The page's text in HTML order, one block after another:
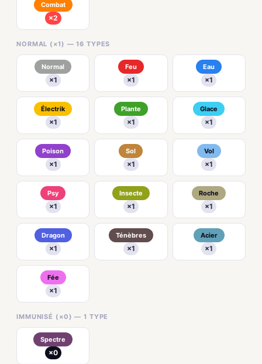
Combat
×2
NORMAL (×1) — 16 TYPES
Normal
×1
Feu
×1
Eau
×1
Électrik
×1
Plante
×1
Glace
×1
Poison
×1
Sol
×1
Vol
×1
Psy
×1
Insecte
×1
Roche
×1
Dragon
×1
Ténèbres
×1
Acier
×1
Fée
×1
IMMUNISÉ (×0) — 1 TYPE
Spectre
×0